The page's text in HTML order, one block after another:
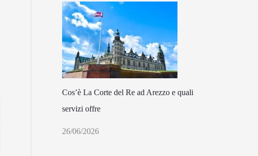
Cos’è La Corte del Re ad Arezzo e quali
servizi offre
26/06/2026